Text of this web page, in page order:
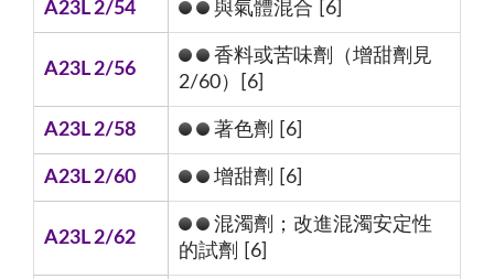
A23L 2/54 與氣體混合 [6]
A23L 2/56
香料或苦味劑（增甜劑見
2/60）[6]
A23L 2/58 著色劑 [6]
A23L 2/60 增甜劑 [6]
A23L 2/62
混濁劑；改進混濁安定性
的試劑 [6]